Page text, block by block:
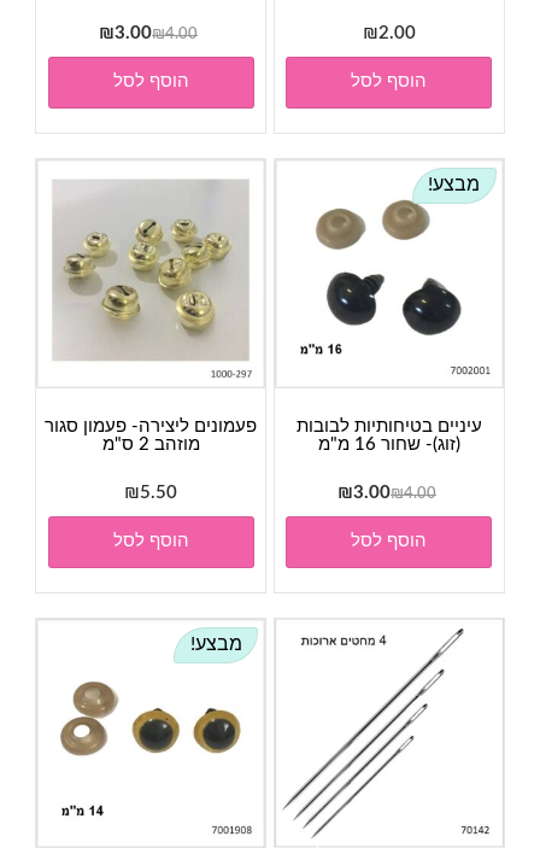
₪2.00
הוסף לסל
₪4.00
המחיר
המקורי
היה:
₪4.00.
₪3.00
המחיר
הנוכחי
₪3.00.
הוסף לסל
מבצע!
עיניים בטיחותיות לבובות
(זוג)- שחור 16 מ"מ
₪4.00
המחיר
המקורי
היה:
₪4.00.
₪3.00
הנוכחי
₪3.00.
הוסף לסל
פעמונים ליצירה- פעמון סגור
מוזהב 2 ס"מ
₪5.50
הוסף לסל
מבצע!